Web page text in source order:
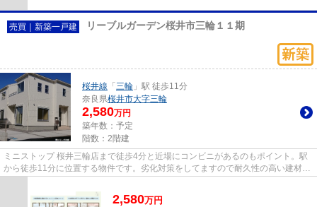
売買｜新築一戸建 リーブルガーデン桜井市三輪１１期
桜井線 「 三輪 」駅 徒歩11分
奈良県桜井市大字三輪
2,580万円
築年数：予定
階数：2階建
ミニストップ 桜井三輪店まで徒歩4分と近場にコンビニがあるのもポイント。駅
から徒歩11分に位置する物件です。劣化対策をしてますので耐久性の高い建材を
2,580万円